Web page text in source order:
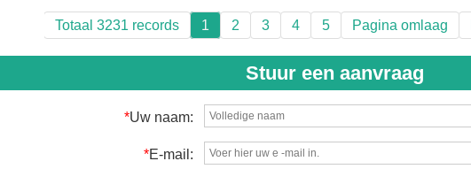
Totaal 3231 records 1 2 3 4 5 Pagina omlaag
Stuur een aanvraag
*Uw naam:
*E-mail: